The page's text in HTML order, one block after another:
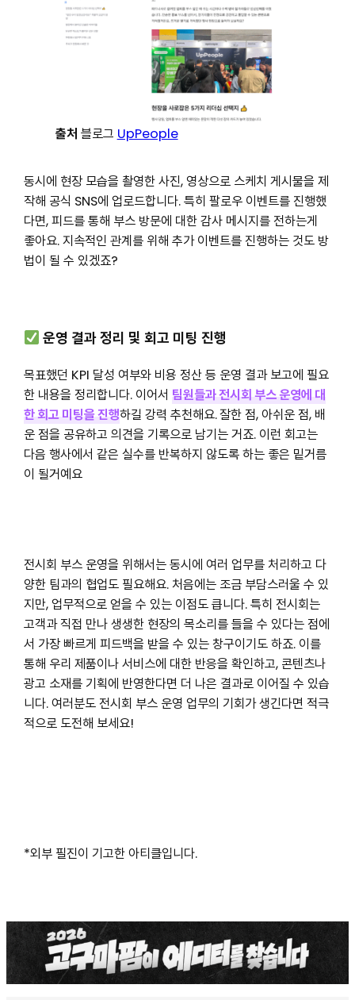
출처 블로그 UpPeople
동시에 현장 모습을 촬영한 사진, 영상으로 스케치 게시물을 제
작해 공식 SNS에 업로드합니다. 특히 팔로우 이벤트를 진행했
다면, 피드를 통해 부스 방문에 대한 감사 메시지를 전하는게
좋아요. 지속적인 관계를 위해 추가 이벤트를 진행하는 것도 방
법이 될 수 있겠죠?
운영 결과 정리 및 회고 미팅 진행
목표했던 KPI 달성 여부와 비용 정산 등 운영 결과 보고에 필요
한 내용을 정리합니다. 이어서 팀원들과 전시회 부스 운영에 대
한 회고 미팅을 진행하길 강력 추천해요.잘한 점, 아쉬운 점, 배
운 점을 공유하고 의견을 기록으로 남기는 거죠. 이런 회고는
다음 행사에서 같은 실수를 반복하지 않도록 하는 좋은 밑거름
이 될거예요
전시회 부스 운영을 위해서는 동시에 여러 업무를 처리하고 다
양한 팀과의 협업도 필요해요. 처음에는 조금 부담스러울 수 있
지만, 업무적으로 얻을 수 있는 이점도 큽니다. 특히 전시회는
고객과 직접 만나 생생한 현장의 목소리를 들을 수 있다는 점에
서 가장 빠르게 피드백을 받을 수 있는 창구이기도 하죠. 이를
통해 우리 제품이나 서비스에 대한 반응을 확인하고, 콘텐츠나
광고 소재를 기획에 반영한다면 더 나은 결과로 이어질 수 있습
니다. 여러분도 전시회 부스 운영 업무의 기회가 생긴다면 적극
적으로 도전해 보세요!
*외부 필진이 기고한 아티클입니다.